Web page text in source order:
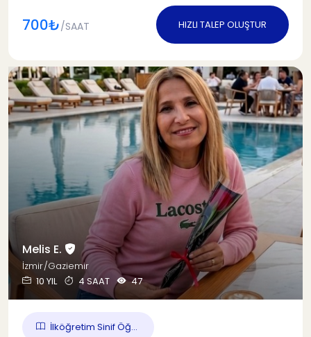
700₺/SAAT HIZLI TALEP OLUŞTUR
Melis E.
İzmir/Gaziemir
10 YIL
4 SAAT 47
İlköğretim Sinif Öğ...